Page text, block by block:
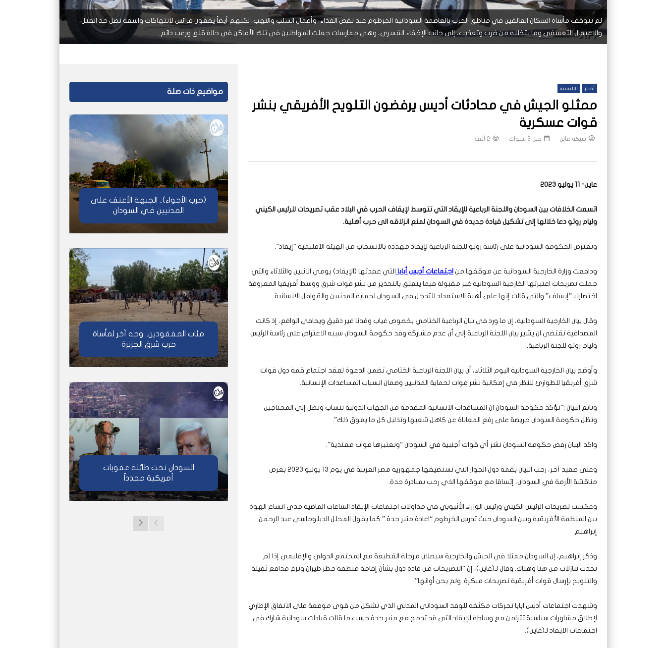
لم تتوقف مأساة السكان العالقين في مناطق الحرب بالعاصمة السودانية الخرطوم عند نقص الغذاء، وأعمال السلب والنهب، لكنهم أيضاً يقعون فرائس لانتهاكات واسعة تصل حد القتل،
والاعتقال التعسفي وما يتخلله من ضرب وتعذيب، إلى جانب الإخفاء القسري، وهي ممارسات جعلت المواطنين في تلك الأماكن في حالة قلق ورعب دائم.
أخبار الرئيسية
ممثلو الجيش في محادثات أديس يرفضون التلويح الأفريقي بنشر
قوات عسكرية
شبكة عاين قبل 3 سنوات 2 ألف
عاين- 11 يوليو 2023
اتسعت الخلافات بين السودان واللجنة الرباعية للإيقاد التي تتوسط لإيقاف الحرب في البلاد عقب تصريحات للرئيس الكيني
وليام روتو دعا خلالها إلى تشكيل قيادة جديدة في السودان لمنع انزلاقه الى حرب أهلية.
وتعترض الحكومة السودانية على رئاسة روتو للجنة الرباعية لإيقاد مهددة بالانسحاب من الهيئة الاقليمية “إيقاد”.
ودافعت وزارة الخارجية السودانية عن موقفها مناجتماعات أديس أبابا التي عقدتها (الإيقاد) يومي الاثنين والثلاثاء والتي
حملت تصريحات اعتبرتها الخارجية السودانية غير مقبولة فيما يتعلق بالتحذير من نشر قوات شرق ووسط أفريقيا المعروفة
اختصارا بـ”إيساف” والتي قالت إنها على أهبة الاستعداد للتدخل في السودان لحماية المدنيين والقوافل الانسانية.
وقال بيان الخارجية السودانية، إن ما ورد في بيان الرباعية الختامي بخصوص غياب وفدنا غير دقيق ويجافي الواقع، إذ كانت
المصداقية تقتضي ان يشير بيان اللجنة الرباعية إلى أن عدم مشاركة وفد حكومة السودان سببه الاعتراض على رئاسة الرئيس
وليام روتو للجنة الرباعية.
وأوضح بيان الخارجية السودانية اليوم الثلاثاء، أن بيان اللجنة الرباعية الختامي تضمن الدعوة لعقد اجتماع قمة دول قوات
شرق أفريقيا للطوارئ للنظر في إمكانية نشر قوات لحماية المدنيين وضمان انسياب المساعدات الإنسانية.
وتابع البيان :”تؤكد حكومة السودان ان المساعدات الانسانية المقدمة من الجهات الدولية تنساب وتصل إلي المحتاجين
وتظل حكومة السودان حريصة على رفع المعاناة عن كاهل شعبها وتذليل كل ما يعوق ذلك”.
واكد البيان رفض حكومة السودان نشر أي قوات أجنبية في السودان “ونعتبرها قوات معتدية”.
وعلى صعيد آخر، رحب البيان بقمة دول الجوار التي تستضيفها جمهورية مصر العربية في يوم 13 يوليو 2023 بغرض
مناقشة الأزمة في السودان، إتساقا مع موقفها الذي رحب بمبادرة جدة.
وعكست تصريحات الرئيس الكيني ورئيس الوزراء الأثيوبي في مداولات اجتماعات الإيقاد الساعات الماضية مدى اتساع الهوة
بين المنظمة الأفريقية وبين السودان حيث تدرس الخرطوم “اعادة منبر جدة ” كما يقول المحلل الدبلوماسي عبد الرحمن
إبراهيم.
وذكر إبراهيم، إن السودان ممثلا في الجيش والخارجية سيصلان مرحلة القطيعة مع المجتمع الدولي والإقليمي إذا لم
تحدث تنازلات من هنا وهناك. وقال لـ(عاين)، إن “التصريحات من قادة دول بشأن إقامة منطقة حظر طيران ونزع مدافع ثقيلة
والتلويح بإرسال قوات أفريقية تصريحات مبكرة ولم يحن أوانها”.
وشهدت اجتماعات أديس ابابا تحركات مكثفة للوفد السوداني المدني الذي تشكل من قوى موقعة على الاتفاق الإطاري
لإطلاق مشاورات سياسية تتزامن مع وساطة الإيقاد التي قد تدمج مع منبر جدة حسب ما قالت قيادات سودانية شارك في
اجتماعات الايقاد لـ(عاين).
مواضيع ذات صلة
(حرب الأجواء).. الجبهة الأعنف على
المدنيين في السودان
مئات المفقودين.. وجه آخر لمأساة
حرب شرق الجزيرة
السودان تحت طائلة عقوبات
أمريكية مجدداً